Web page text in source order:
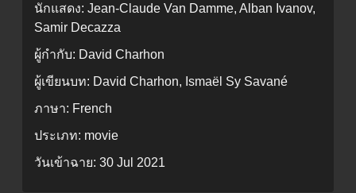
นักแสดง: Jean-Claude Van Damme, Alban Ivanov,
Samir Decazza
ผู้กำกับ: David Charhon
ผู้เขียนบท: David Charhon, Ismaël Sy Savané
ภาษา: French
ประเภท: movie
วันเข้าฉาย: 30 Jul 2021